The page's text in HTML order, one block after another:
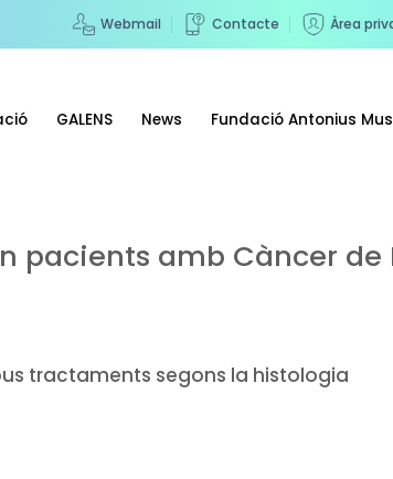
Webmail Contacte Àrea
GALENS News Fundació Antonius
amb Càncer de
tractaments segons la histologia